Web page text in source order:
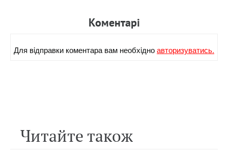
Коментарi
Для вiдправки коментара вам необхiдноавторизуватись.
Читайте також